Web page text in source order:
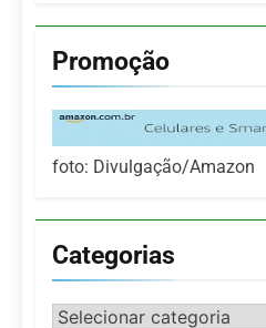
Promoção
foto: Divulgação/Amazon
Categorias
Categorias